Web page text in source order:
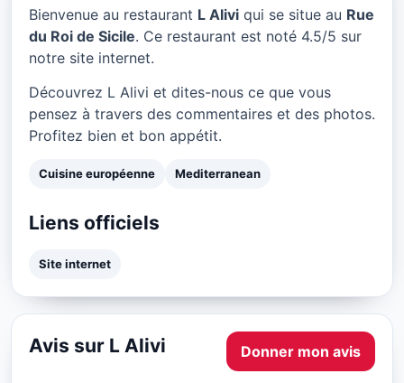
Bienvenue au restaurant L Alivi qui se situe au Rue
du Roi de Sicile. Ce restaurant est noté 4.5/5 sur
notre site internet.
Découvrez L Alivi et dites-nous ce que vous
pensez à travers des commentaires et des photos.
Profitez bien et bon appétit.
Cuisine européenne Mediterranean
Liens officiels
Site internet
Avis sur L Alivi Donner mon avis